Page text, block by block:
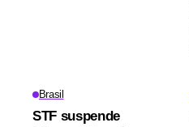
Brasil
STF suspende